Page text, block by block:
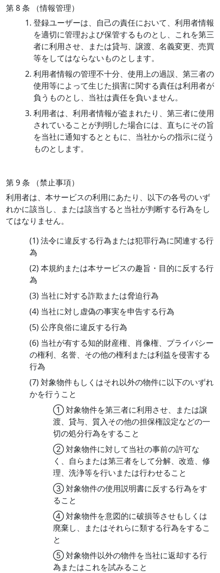
第 8 条 （情報管理）
登録ユーザーは、自己の責任において、利用者情報
を適切に管理および保管するものとし、これを第三
者に利用させ、または貸与、譲渡、名義変更、売買
等をしてはならないものとします。
利用者情報の管理不十分、使用上の過誤、第三者の
使用等によって生じた損害に関する責任は利用者が
負うものとし、当社は責任を負いません。
利用者は、利用者情報が盗まれたり、第三者に使用
されていることが判明した場合には、直ちにその旨
を当社に通知するとともに、当社からの指示に従う
ものとします。
第 9 条 （禁止事項）
利用者は、本サービスの利用にあたり、以下の各号のいず
れかに該当し、または該当すると当社が判断する行為をし
てはなりません。
(1) 法令に違反する行為または犯罪行為に関連する行
為
(2) 本規約または本サービスの趣旨・目的に反する行
為
(3) 当社に対する詐欺または脅迫行為
(4) 当社に対し虚偽の事実を申告する行為
(5) 公序良俗に違反する行為
(6) 当社が有する知的財産権、肖像権、プライバシー
の権利、名誉、その他の権利または利益を侵害する
行為
(7) 対象物件もしくはそれ以外の物件に以下のいずれ
かを行うこと
① 対象物件を第三者に利用させ、または譲
渡、貸与、質入その他の担保権設定などの一
切の処分行為をすること
② 対象物件に対して当社の事前の許可な
く、自らまたは第三者をして分解、改造、修
理、洗浄等を行いまたは行わせること
③ 対象物件の使用説明書に反する行為をす
ること
④ 対象物件を意図的に破損等させもしくは
廃棄し、またはそれらに類する行為をするこ
と
⑤ 対象物件以外の物件を当社に返却する行
為またはこれを試みること